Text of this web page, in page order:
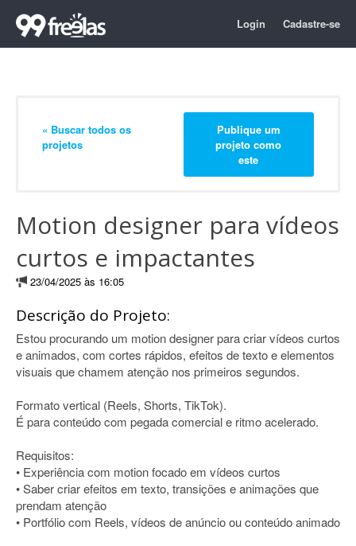
Login Cadastre-se
« Buscar todos os
projetos
Publique um
projeto como
este
Motion designer para vídeos
curtos e impactantes
23/04/2025 às 16:05
Descrição do Projeto:
Estou procurando um motion designer para criar vídeos curtos
e animados, com cortes rápidos, efeitos de texto e elementos
visuais que chamem atenção nos primeiros segundos.
Formato vertical (Reels, Shorts, TikTok).
É para conteúdo com pegada comercial e ritmo acelerado.
Requisitos:
• Experiência com motion focado em vídeos curtos
• Saber criar efeitos em texto, transições e animações que
prendam atenção
• Portfólio com Reels, vídeos de anúncio ou conteúdo animado